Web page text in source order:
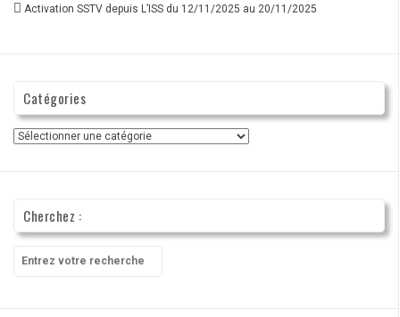
Activation SSTV depuis L’ISS du 12/11/2025 au 20/11/2025
Catégories
Catégories
Cherchez :
pour